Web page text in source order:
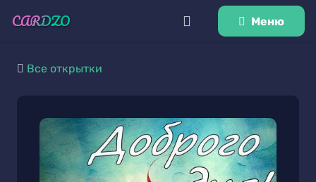
Меню
Все открытки